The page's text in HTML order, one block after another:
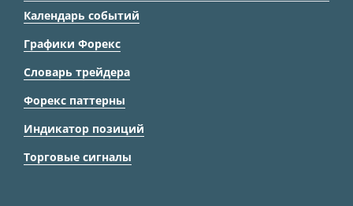
Календарь событий
Графики Форекс
Словарь трейдера
Форекс паттерны
Индикатор позиций
Торговые сигналы